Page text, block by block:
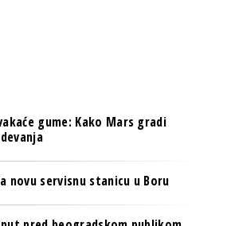
gume: Kako Mars gradi
novu servisnu stanicu u Boru